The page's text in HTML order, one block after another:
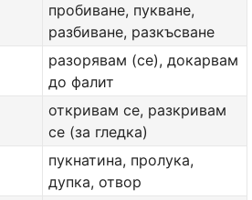
пробиване, пукване,
разбиване, разкъсване
разорявам (се), докарвам
до фалит
откривам се, разкривам
се (за гледка)
пукнатина, пролука,
дупка, отвор